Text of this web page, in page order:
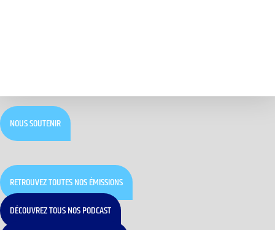
NOUS SOUTENIR
RETROUVEZ TOUTES NOS ÉMISSIONS
DÉCOUVREZ TOUS NOS PODCAST